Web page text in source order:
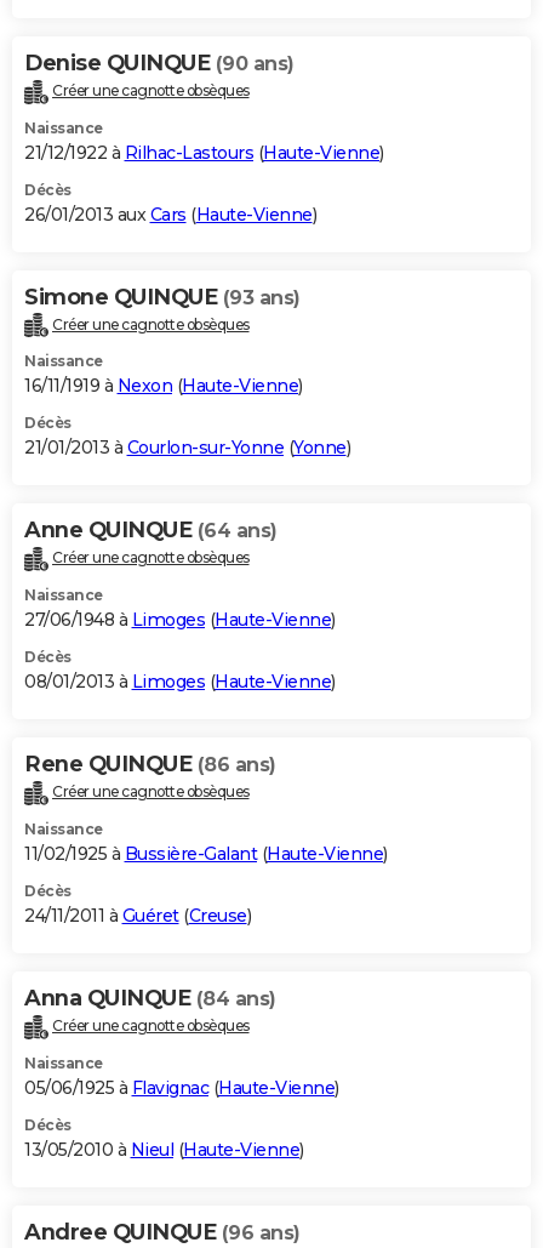
Denise QUINQUE (90 ans)
Créer une cagnotte obsèques
Naissance
21/12/1922 à Rilhac-Lastours (Haute-Vienne)
Décès
26/01/2013 aux Cars (Haute-Vienne)
Simone QUINQUE (93 ans)
Créer une cagnotte obsèques
Naissance
16/11/1919 à Nexon (Haute-Vienne)
Décès
21/01/2013 à Courlon-sur-Yonne (Yonne)
Anne QUINQUE (64 ans)
Créer une cagnotte obsèques
Naissance
27/06/1948 à Limoges (Haute-Vienne)
Décès
08/01/2013 à Limoges (Haute-Vienne)
Rene QUINQUE (86 ans)
Créer une cagnotte obsèques
Naissance
11/02/1925 à Bussière-Galant(Haute-Vienne)
Décès
24/11/2011 à Guéret(Creuse)
Anna QUINQUE (84 ans)
Créer une cagnotte obsèques
Naissance
05/06/1925 à Flavignac(Haute-Vienne)
Décès
13/05/2010 à Nieul (Haute-Vienne)
Andree QUINQUE (96 ans)